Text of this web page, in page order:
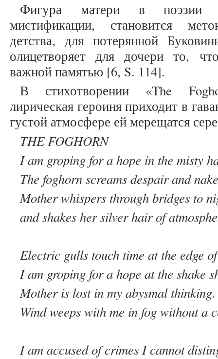
Фигура матери в поэзии
мистификации, становится
детства, для потерянной
олицетворяет для дочери то,
важной памятью [6, S. 114].
В стихотворении «The
лирическая героиня приходит в
густой атмосфере ей мерещатся
THE FOGHORN
I am groping for a hope in the misty
The foghorn screams despair and
Mother whispers through bridges to
and shakes her silver hair of
Electric gulls touch time at the edge
I am groping for a hope at the shake
Mother is lost in my abysmal thinking.
Wind weeps with me in fog without a
I am accused of crimes I cannot